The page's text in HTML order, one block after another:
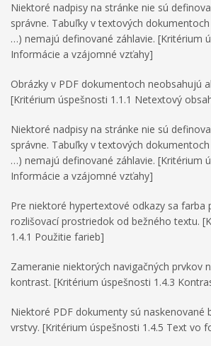
Niektoré nadpisy na stránke nie sú
správne. Tabuľky v textových dokumentoch
…) nemajú definované záhlavie. [Kritérium
Informácie a vzájomné vzťahy]
Obrázky v PDF dokumentoch neobsahujú
[Kritérium úspešnosti 1.1.1 Netextový
Niektoré nadpisy na stránke nie sú
správne. Tabuľky v textových dokumentoch
…) nemajú definované záhlavie. [Kritérium
Informácie a vzájomné vzťahy]
Pre niektoré hypertextové odkazy sa farba
rozlišovací prostriedok od bežného textu.
1.4.1 Použitie farieb]
Zameranie niektorých navigačných prvkov
kontrast. [Kritérium úspešnosti 1.4.3
Niektoré PDF dokumenty sú naskenované
vrstvy. [Kritérium úspešnosti 1.4.5 Text vo